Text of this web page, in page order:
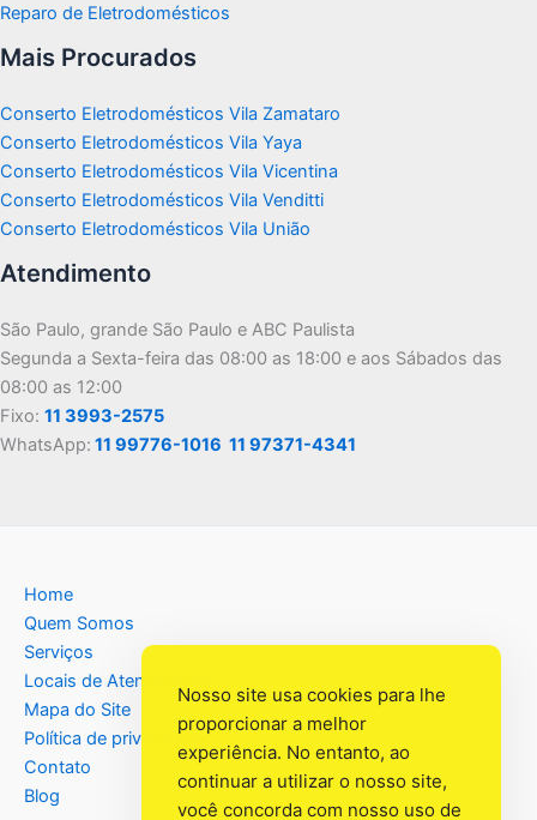
Reparo de Eletrodomésticos
Mais Procurados
Conserto Eletrodomésticos Vila Zamataro
Conserto Eletrodomésticos Vila Yaya
Conserto Eletrodomésticos Vila Vicentina
Conserto Eletrodomésticos Vila Venditti
Conserto Eletrodomésticos Vila União
Atendimento
São Paulo, grande São Paulo e ABC Paulista
Segunda a Sexta-feira das 08:00 as 18:00 e aos Sábados das
08:00 as 12:00
Fixo: 11 3993-2575
WhatsApp: 11 99776-1016 11 97371-4341
Home
Quem Somos
Serviços
Locais de Atendimento
Mapa do Site
Política de privacidade
Contato
Blog
Nosso site usa cookies para lhe
proporcionar a melhor
experiência. No entanto, ao
continuar a utilizar o nosso site,
você concorda com nosso uso de